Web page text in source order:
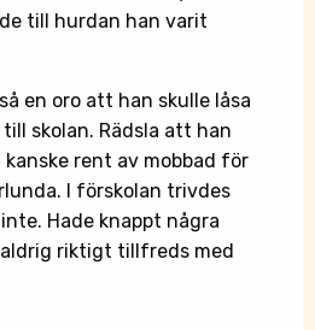
till hurdan han varit
en oro att han skulle låsa
skolan. Rädsla att han
rent av mobbad för
I förskolan trivdes
Hade knappt några
riktigt tillfreds med